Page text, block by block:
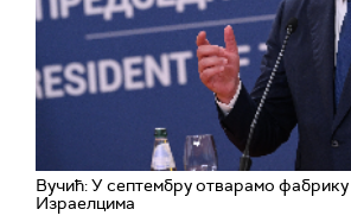
Вучић: У септембру отварамо
Израелцима